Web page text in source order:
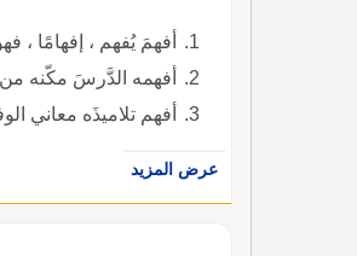
أفهمَ يُفهم ، إفهامًا ،
أفهمه الدَّرسَ مكّنه من
أفهم تلاميذَه معاني
عرض المزيد